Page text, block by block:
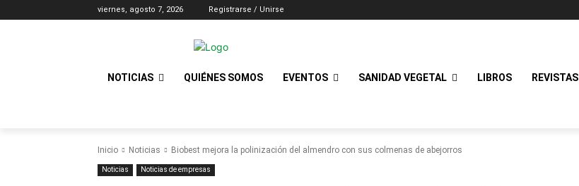
viernes, agosto 7, 2026 Registrarse / Unirse
NOTICIAS QUIÉNES SOMOS EVENTOS SANIDAD VEGETAL LIBROS REVISTAS
Inicio Noticias Biobest mejora la polinización del almendro con sus colmenas de abejorros
Noticias Noticias de empresas